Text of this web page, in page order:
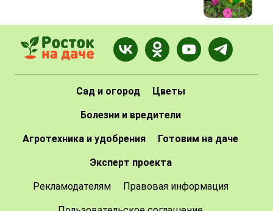
Сад и огород Цветы
Болезни и вредители
Агротехника и удобрения Готовим на даче
Эксперт проекта
Рекламодателям Правовая информация